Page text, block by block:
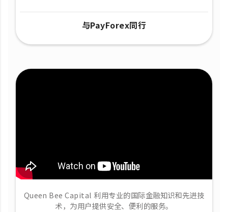
与PayForex同行
Queen Bee Capital 利用专业的国际金融知识和先进技
术，为用户提供安全、便利的服务。